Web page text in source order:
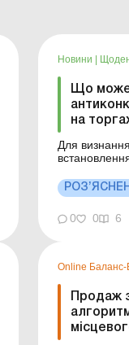
Новини
Що може
на
Для
спотворення
0 0 6
Online
Продаж